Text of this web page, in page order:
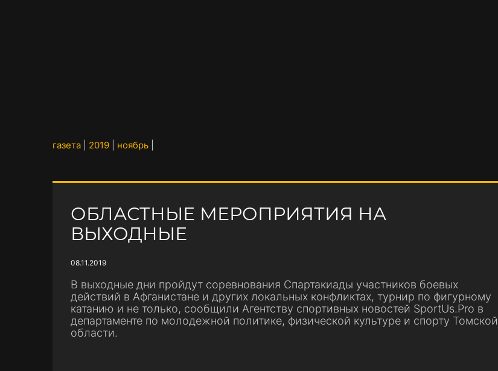
газета 2019 ноябрь
ОБЛАСТНЫЕ МЕРОПРИЯТИЯ НА
ВЫХОДНЫЕ
08.11.2019
В выходные дни пройдут соревнования Спартакиады участников боевых
действий в Афганистане и других локальных конфликтах, турнир по фигурному
катанию и не только, сообщили Агентству спортивных новостей SportUs.Pro в
департаменте по молодежной политике, физической культуре и спорту Томской
области.